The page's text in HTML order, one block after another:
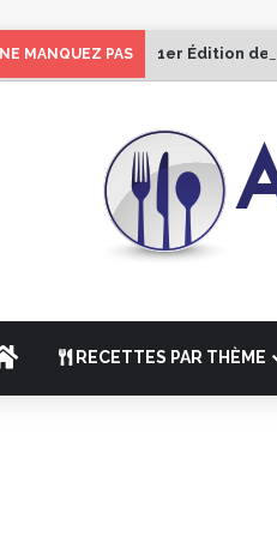
NE MANQUEZ PAS 1er Édition de
ACCUEILRECETTES PAR THÈME